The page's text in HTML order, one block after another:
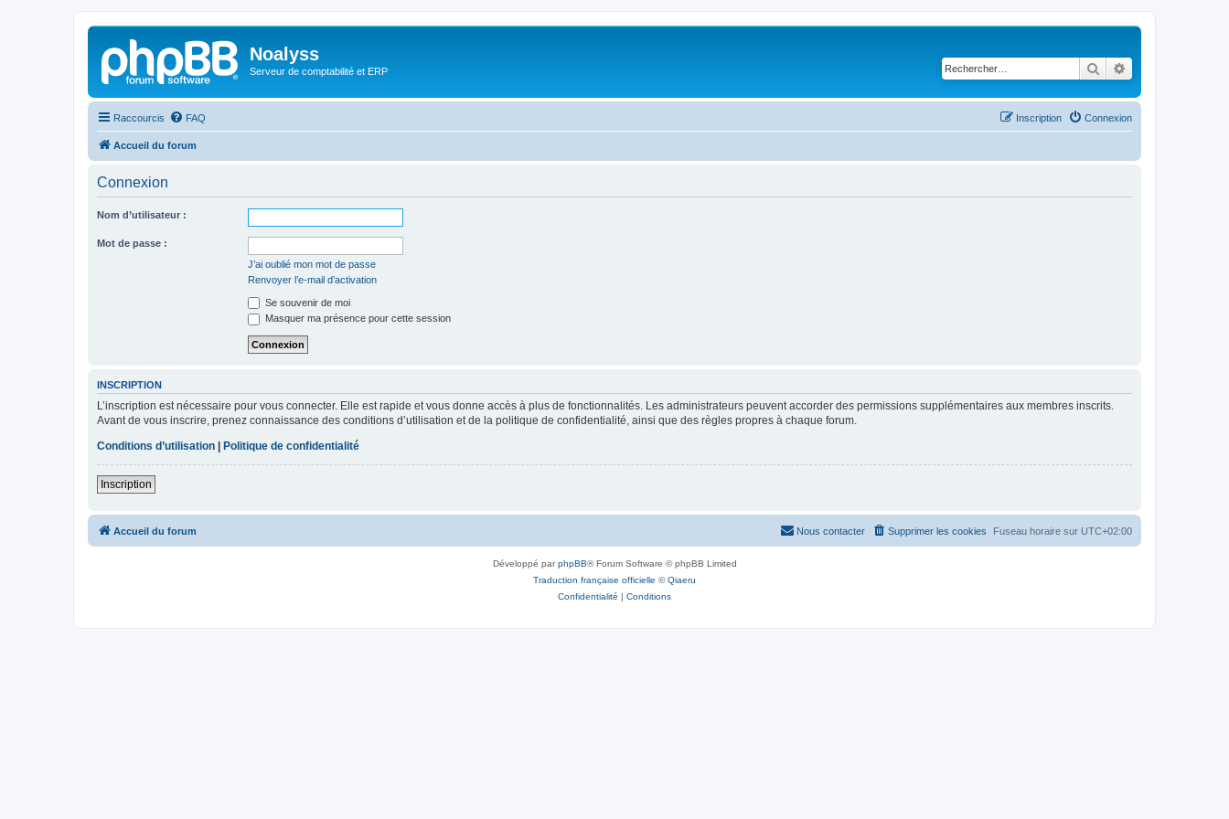
Noalyss
Serveur de comptabilité et ERP Rechercher
Raccourcis FAQ Connexion
Inscription
Accueil du forum
Connexion
Nom d’utilisateur :
Mot de passe :
J’ai oublié mon mot de passe
Renvoyer l’e-mail d’activation
Se souvenir de moi
Masquer ma présence pour cette session
INSCRIPTION
L’inscription est nécessaire pour vous connecter. Elle est rapide et vous donne accès à plus de fonctionnalités. Les administrateurs peuvent accorder des permissions supplémentaires aux membres inscrits.
Avant de vous inscrire, prenez connaissance des conditions d’utilisation et de la politique de confidentialité, ainsi que des règles propres à chaque forum.
Conditions d’utilisation
Politique de confidentialité
Inscription
Accueil du forum Fuseau horaire sur UTC+02:00
Supprimer les cookies
Nous contacter
Développé parphpBB® Forum Software © phpBB Limited
Traduction française officielle ©Qiaeru
Confidentialité | Conditions